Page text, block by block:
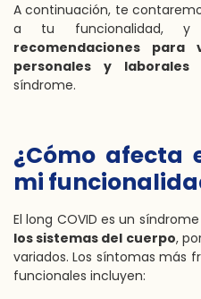
A continuación, te
a tu funcionalidad, y
recomendaciones
personales y laborales
síndrome.
¿Cómo afecta
mi
El long COVID es un
los sistemas del cuerpo,
variados. Los síntomas más
funcionales incluyen: